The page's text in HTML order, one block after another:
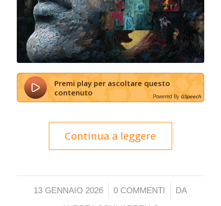
Premi play per ascoltare questo
contenuto
Powered By GSpeech
Continua a leggere
13 GENNAIO 2026
/ 0 COMMENTI
/
DA